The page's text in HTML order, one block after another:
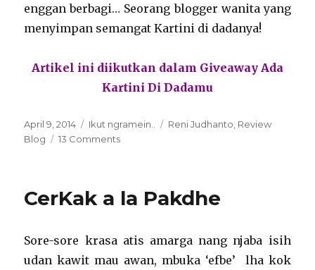
enggan berbagi… Seorang blogger wanita yang
menyimpan semangat Kartini di dadanya!
Artikel ini diikutkan dalam Giveaway Ada
Kartini Di Dadamu
Posted
on
April 9, 2014 Categories
Ikut ngramein.. Tags
Reni Judhanto Review
Blog
13 Commentson
Antara
dan
Sampah
CerKak a la Pakdhe
Sore-sore krasa atis amarga nang njaba isih
udan kawit mau awan, mbuka ‘efbe’ lha kok